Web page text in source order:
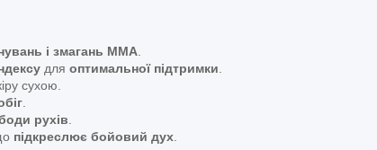
і змагань ММА
для оптимальної підтримки
сухою.
рухів
підкреслює бойовий дух